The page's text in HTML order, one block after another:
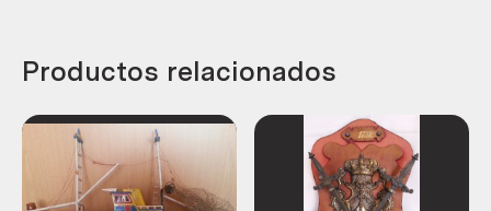
Productos relacionados